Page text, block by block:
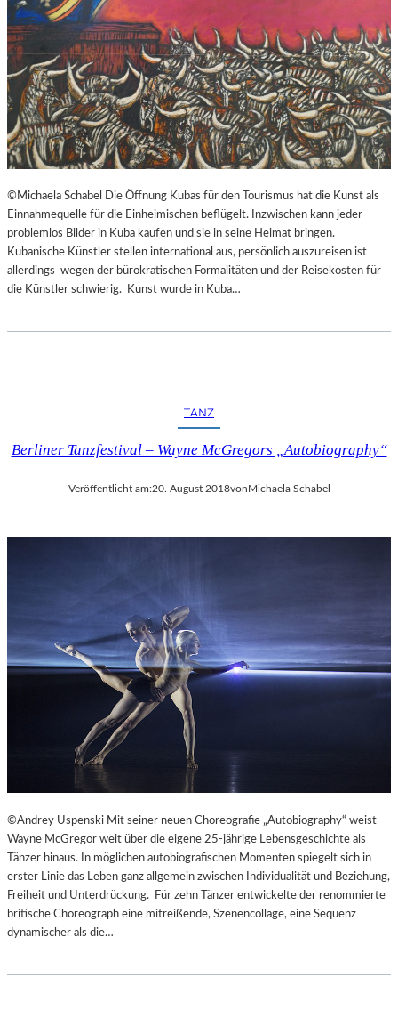
©Michaela Schabel Die Öffnung Kubas für den Tourismus hat die Kunst als
Einnahmequelle für die Einheimischen beflügelt. Inzwischen kann jeder
problemlos Bilder in Kuba kaufen und sie in seine Heimat bringen.
Kubanische Künstler stellen international aus, persönlich auszureisen ist
allerdings wegen der bürokratischen Formalitäten und der Reisekosten für
die Künstler schwierig. Kunst wurde in Kuba…
TANZ
Berliner Tanzfestival – Wayne McGregors „Autobiography“
Veröffentlicht am:20. August 2018von Michaela Schabel
©Andrey Uspenski Mit seiner neuen Choreografie „Autobiography“ weist
Wayne McGregor weit über die eigene 25-jährige Lebensgeschichte als
Tänzer hinaus. In möglichen autobiografischen Momenten spiegelt sich in
erster Linie das Leben ganz allgemein zwischen Individualität und Beziehung,
Freiheit und Unterdrückung. Für zehn Tänzer entwickelte der renommierte
britische Choreograph eine mitreißende, Szenencollage, eine Sequenz
dynamischer als die…